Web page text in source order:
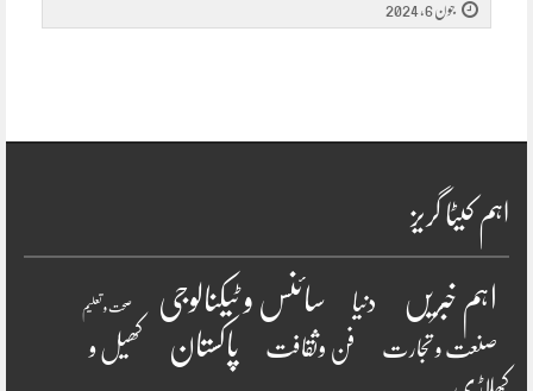
جون 6, 2024
اہم کیٹا گریز
اہم خبریں دنیا سائنس و ٹیکنالوجی صحت و تعلیم
صنعت و تجارت فن وثقافت پاکستان
کھیل و